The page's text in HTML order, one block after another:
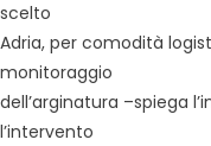
scelto
Adria, per comodità
monitoraggio
dell’arginatura –spiega
l’intervento